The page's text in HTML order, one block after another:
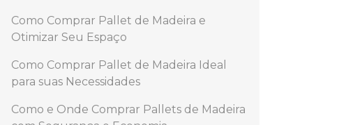
Como Comprar Pallet de Madeira e
Otimizar Seu Espaço
Como Comprar Pallet de Madeira Ideal
para suas Necessidades
Como e Onde Comprar Pallets de Madeira